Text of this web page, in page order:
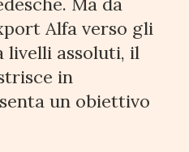
Alfa verso gli
livelli assoluti, il
in
un obiettivo